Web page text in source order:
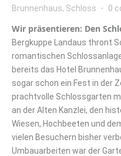
Brunnenhaus, Schloss 0
Wir präsentieren: Den
Bergkuppe Landaus thront
romantischen
bereits das Hotel
sogar schon ein Fest in der
prachtvolle Schlossgarten
an der Alten Kanzlei, den
Wiesen, Hochbeeten und
vielen Besuchern bisher
Umbauarbeiten war der